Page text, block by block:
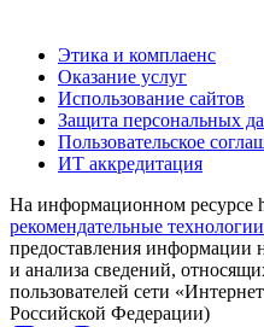
Этика и комплаенс
Оказание услуг
Использование сайтов
Защита персональных
Пользовательское
ИТ аккредитация
На информационном ресурсе
рекомендательные технологии
предоставления информации
и анализа сведений,
пользователей сети
Российской Федерации)